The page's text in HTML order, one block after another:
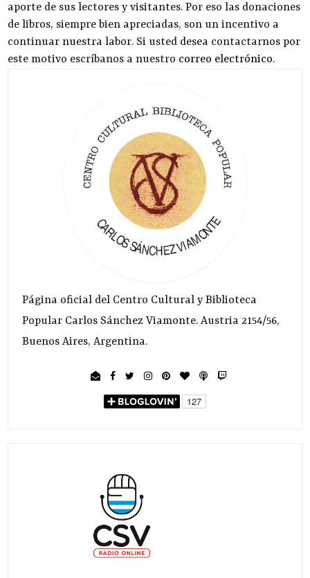
aporte de sus lectores y visitantes. Por eso las donaciones
de libros, siempre bien apreciadas, son un incentivo a
continuar nuestra labor. Si usted desea contactarnos por
este motivo escríbanos a nuestro correo electrónico.
Página oficial del Centro Cultural y Biblioteca
Popular Carlos Sánchez Viamonte. Austria 2154/56,
Buenos Aires, Argentina.